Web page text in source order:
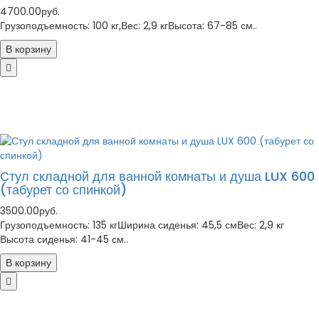
4700.00руб.
Грузоподъемность: 100 кг,Вес: 2,9 кгВысота: 67-85 см..
В корзину
Стул складной для ванной комнаты и душа LUX 600
(табурет со спинкой)
3500.00руб.
Грузоподъемность: 135 кгШирина сиденья: 45,5 смВес: 2,9 кг
Высота сиденья: 41-45 см..
В корзину